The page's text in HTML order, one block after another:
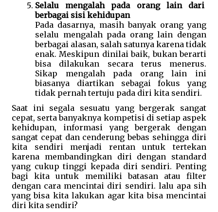
Selalu mengalah pada orang lain dari
berbagai sisi kehidupan
Pada dasarnya, masih banyak orang yang
selalu mengalah pada orang lain dengan
berbagai alasan, salah satunya karena tidak
enak. Meskipun dinilai baik, bukan berarti
bisa dilakukan secara terus menerus.
Sikap mengalah pada orang lain ini
biasanya diartikan sebagai fokus yang
tidak pernah tertuju pada diri kita sendiri.
Saat ini segala sesuatu yang bergerak sangat
cepat, serta banyaknya kompetisi di setiap aspek
kehidupan, informasi yang bergerak dengan
sangat cepat dan cenderung bebas sehingga diri
kita sendiri menjadi rentan untuk tertekan
karena membandingkan diri dengan standard
yang cukup tinggi kepada diri sendiri. Penting
bagi kita untuk memiliki batasan atau filter
dengan cara mencintai diri sendiri. lalu apa sih
yang bisa kita lakukan agar kita bisa mencintai
diri kita sendiri?